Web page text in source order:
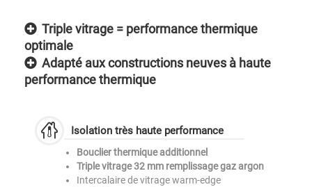
Triple vitrage = performance thermique
optimale
Adapté aux constructions neuves à haute
performance thermique
Isolation très haute performance
Bouclier thermique additionnel
Triple vitrage 32 mm remplissage gaz argon
Intercalaire de vitrage warm-edge